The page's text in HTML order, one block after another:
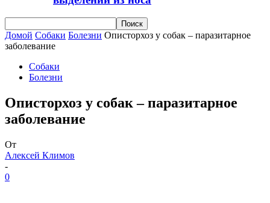
Домой Собаки Болезни Описторхоз у собак – паразитарное
заболевание
Собаки
Болезни
Описторхоз у собак – паразитарное
заболевание
От
Алексей Климов
-
0